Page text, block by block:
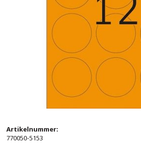
Artikelnummer:
770050-5153